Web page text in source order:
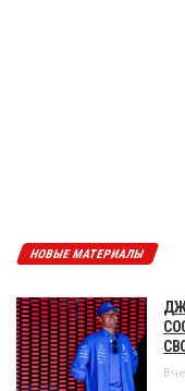
НОВЫЕ МАТЕРИАЛЫ